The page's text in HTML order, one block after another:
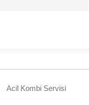
Acil Kombi Servisi